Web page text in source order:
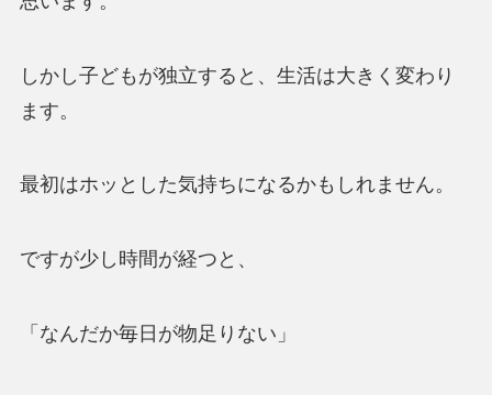
しかし子どもが独立すると、生活は大きく変わり
ます。
最初はホッとした気持ちになるかもしれません。
ですが少し時間が経つと、
「なんだか毎日が物足りない」